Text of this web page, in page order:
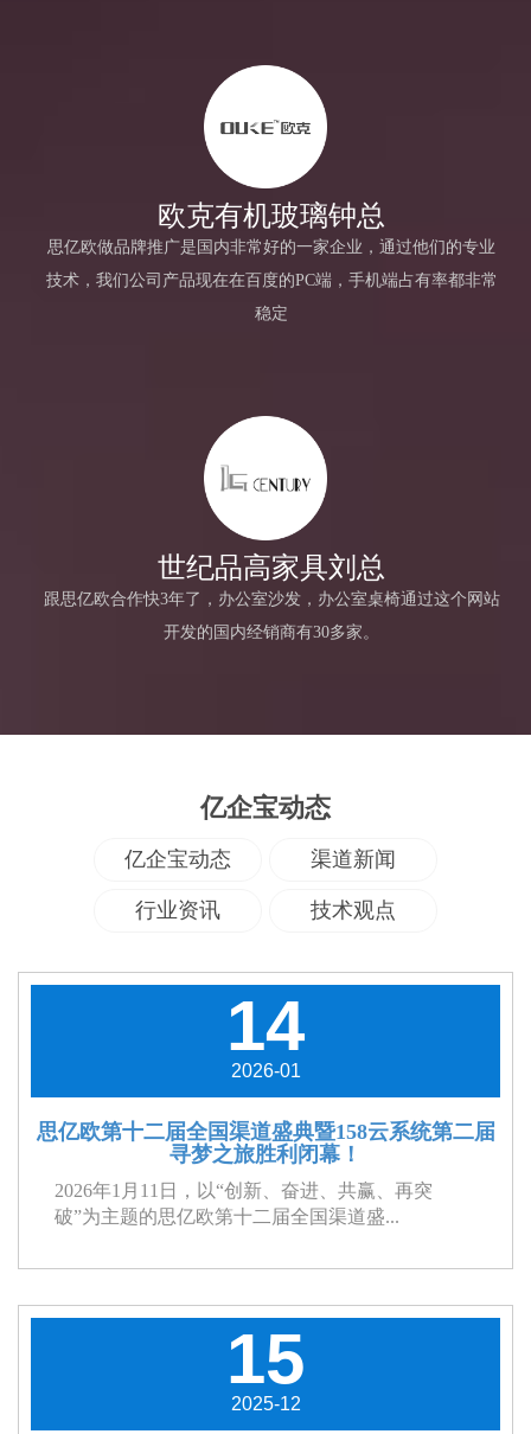
欧克有机玻璃钟总
思亿欧做品牌推广是国内非常好的一家企业，通过他们的专业
技术，我们公司产品现在在百度的PC端，手机端占有率都非常
稳定
世纪品高家具刘总
跟思亿欧合作快3年了，办公室沙发，办公室桌椅通过这个网站
开发的国内经销商有30多家。
亿企宝动态
亿企宝动态 渠道新闻
行业资讯 技术观点
14
2026-01
思亿欧第十二届全国渠道盛典暨158云系统第二届
寻梦之旅胜利闭幕！
2026年1月11日，以“创新、奋进、共赢、再突
破”为主题的思亿欧第十二届全国渠道盛...
15
2025-12